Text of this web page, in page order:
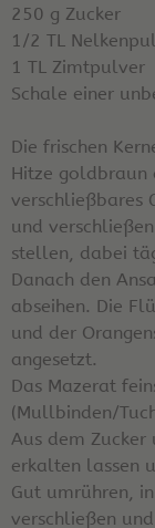
250 g Zucker
1/2 TL
1 TL Zimtpulver
Schale einer
Die frischen
Hitze goldbraun
verschließbares
und
stellen, dabei
Danach den
abseihen. Die
und der
angesetzt.
Das Mazerat
(Mullbinden/
Aus dem Zucker
erkalten lassen
Gut umrühren,
verschließen